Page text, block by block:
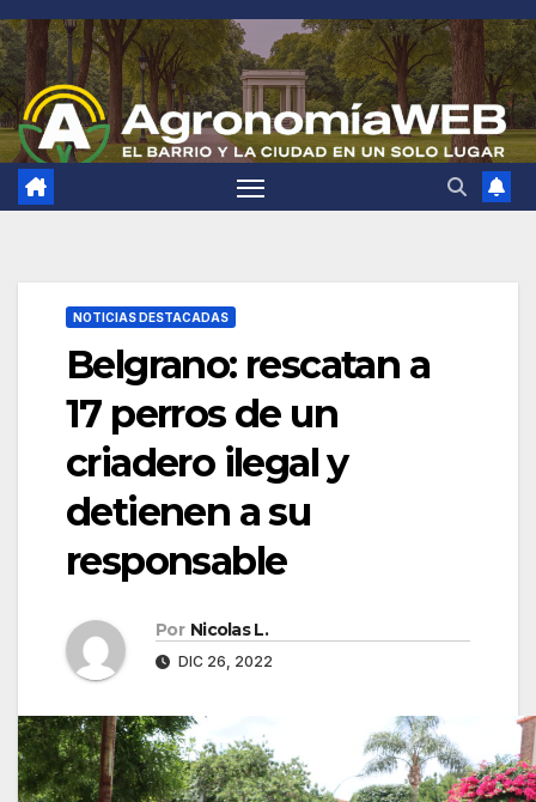
Saltar
al
contenido
NOTICIAS DESTACADAS
Belgrano: rescatan a
17 perros de un
criadero ilegal y
detienen a su
responsable
Por Nicolas L.
DIC 26, 2022